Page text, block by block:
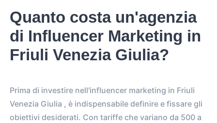
0
IMPRESSIONS
0
EST. REACH
0%vs.
ENGAGEMENT RATE
0
EST. POST
IMPRESSIONS
0
TOTAL POSTS
Quanto costa un'agenzia
di Influencer Marketing in
Friuli Venezia Giulia?
Prima di investire nell'influencer marketing in Friuli
Venezia Giulia , è indispensabile definire e fissare gli
obiettivi desiderati. Con tariffe che variano da 500 a